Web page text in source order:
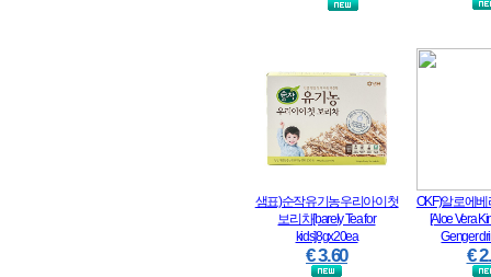
샘표)순작유기농우리아이첫
보리차[barely Tea for
kids]8gx20ea
€ 3.60
OKF)알로에
[Aloe Vera
Genger
€